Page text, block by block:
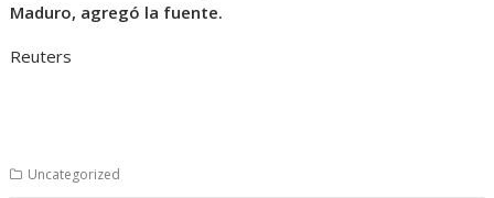
Maduro, agregó la fuente.
Reuters
Uncategorized